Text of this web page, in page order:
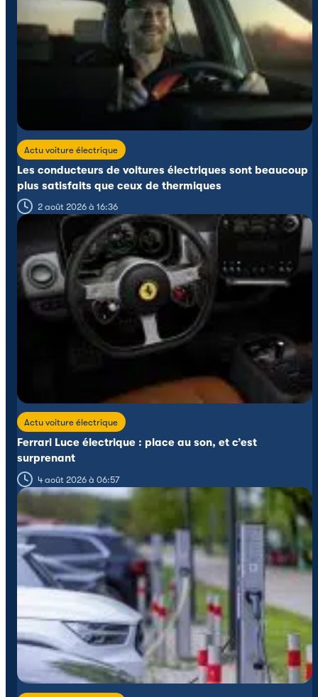
Actu voiture électrique
Les conducteurs de voitures électriques sont beaucoup
plus satisfaits que ceux de thermiques
2 août 2026 à 16:36
Actu voiture électrique
Ferrari Luce électrique : place au son, et c’est
surprenant
4 août 2026 à 06:57